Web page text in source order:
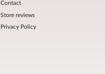
Contact
Store reviews
Privacy Policy